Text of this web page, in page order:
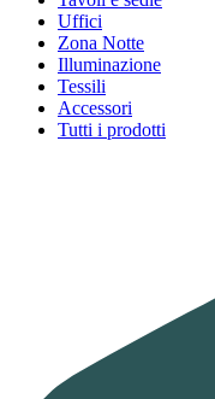
Uffici
Zona Notte
Illuminazione
Tessili
Accessori
Tutti i prodotti